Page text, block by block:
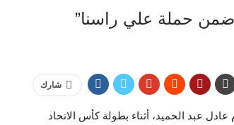
ضمن حملة علي راسنا”
شارك
عبد الحميد، أثناء بطولة كأس الاتحاد